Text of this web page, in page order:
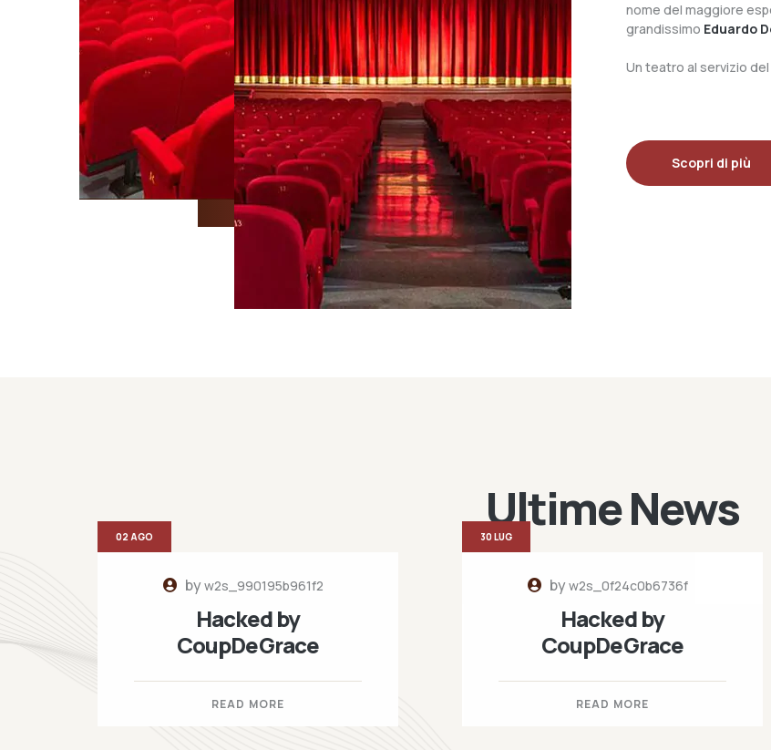
nome del maggiore
grandissimo Eduardo
Un teatro al servizio
Scopri di più
Ultime News
byw2s_990195b961f2
Hacked by
CoupDeGrace
READ MORE
02 AGO
byw2s_0f24c0b6736f
Hacked by
CoupDeGrace
READ MORE
30 LUG